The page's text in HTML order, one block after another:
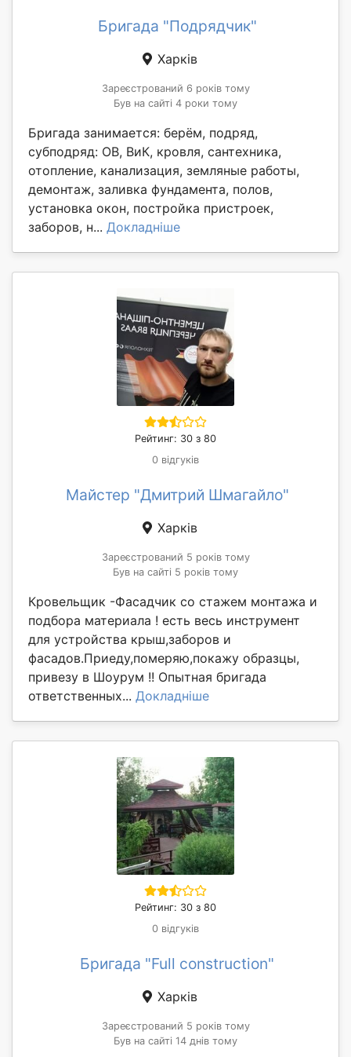
Бригада "Подрядчик"
Харків
Зареєстрований 6 років тому
Був на сайті 4 роки тому
Бригада занимается: берём, подряд,
субподряд: ОВ, ВиК, кровля, сантехника,
отопление, канализация, земляные работы,
демонтаж, заливка фундамента, полов,
установка окон, постройка пристроек,
заборов, н... Докладніше
Рейтинг: 30 з 80
0 відгуків
Майстер "Дмитрий Шмагайло"
Харків
Зареєстрований 5 років тому
Був на сайті 5 років тому
Кровельщик -Фасадчик со стажем монтажа и
подбора материала ! есть весь инструмент
для устройства крыш,заборов и
фасадов.Приеду,померяю,покажу образцы,
привезу в Шоурум !! Опытная бригада
ответственных... Докладніше
Рейтинг: 30 з 80
0 відгуків
Бригада "Full construction"
Харків
Зареєстрований 5 років тому
Був на сайті 14 днів тому